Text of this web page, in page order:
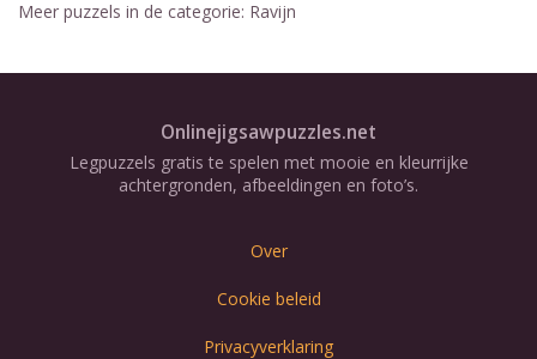
Meer puzzels in de categorie: Ravijn
Onlinejigsawpuzzles.net
Legpuzzels gratis te spelen met mooie en kleurrijke
achtergronden, afbeeldingen en foto’s.
Over
Cookie beleid
Privacyverklaring